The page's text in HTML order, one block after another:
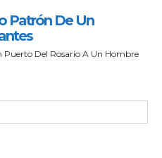
Patrón De Un
Puerto Del Rosario A Un Hombre